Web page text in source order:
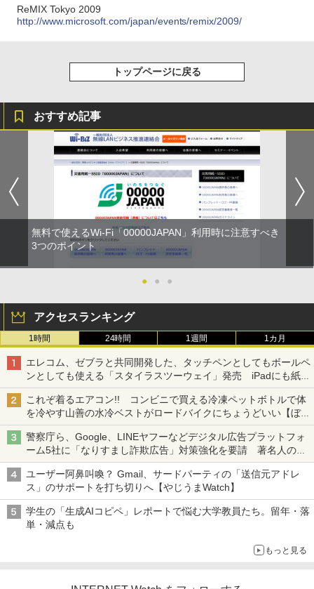
ReMIX Tokyo 2009
http://www.microsoft.com/japan/events/remix/2009/
トップページに戻る
おすすめ記事
無料で使えるWi-Fi「00000JAPAN」利用時に注意すべき
3つのポイント
● ● ●
アクセスランキング
1時間 24時間 1週間 1カ月
エレコム、ゼブラと共同開発した、タッチペンとしてもボールペ
ンとしても使える「スタイラスツーウェイ」発売 iPadにも紙に
も、持ち替えずに書き込める
これぞ着るエアコン!! コンビニで買える冷凍ペットボトルで体
を冷やす山善の水冷ベストがロードバイクにちょうどいい【ぼっ
ち・ざ・ろーど！その14】【空いた時間でなにしてる？】
警察庁ら、Google、LINEヤフーなどデジタル広告プラットフォ
ーム5社に「なりすまし詐欺広告」対策強化を要請 著名人の写
真や映像を使った投資詐欺などへの対策として
ユーザー阿鼻叫喚？ Gmail、サードパーティの「送信元アドレ
ス」のサポートを打ち切りへ【やじうまWatch】
学生の「生成AIコピペ」レポートで悩む大学教員たち。留年・落
単・減点も
もっと見る